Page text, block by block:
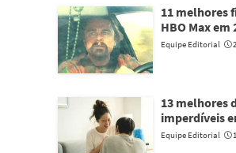
11 melhores
HBO Max em
Equipe Editorial
13 melhores
imperdíveis
Equipe Editorial